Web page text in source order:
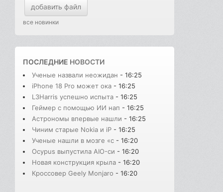
добавить файл
все новинки
ПОСЛЕДНИЕ НОВОСТИ
Ученые назвали неожидан - 16:25
iPhone 18 Pro может ока - 16:25
L3Harris успешно испыта - 16:25
Геймер с помощью ИИ нап - 16:25
Астрономы впервые нашли - 16:25
Чиним старые Nokia и iP - 16:25
Ученые нашли в мозге «с - 16:20
Ocypus выпустила AIO-си - 16:20
Новая конструкция крыла - 16:20
Кроссовер Geely Monjaro - 16:20